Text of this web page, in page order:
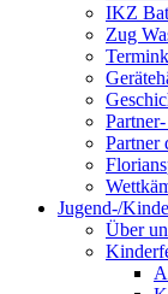
IKZ
Zug
Partner
Jugend-/
Über